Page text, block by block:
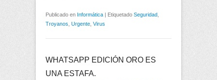
Publicado en Informática | Etiquetado Seguridad
Troyanos Urgente Virus
WHATSAPP EDICIÓN ORO ES
UNA ESTAFA.